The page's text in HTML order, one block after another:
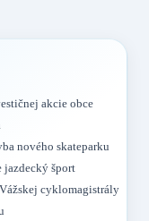
akcie obce
nového skateparku
jazdecký šport
cyklomagistrály